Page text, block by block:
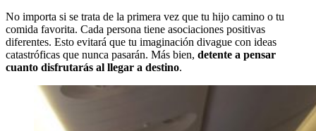
No importa si se trata de la primera vez que tu hijo camino o tu
comida favorita. Cada persona tiene asociaciones positivas
diferentes. Esto evitará que tu imaginación divague con ideas
catastróficas que nunca pasarán. Más bien, detente a pensar
cuanto disfrutarás al llegar a destino.